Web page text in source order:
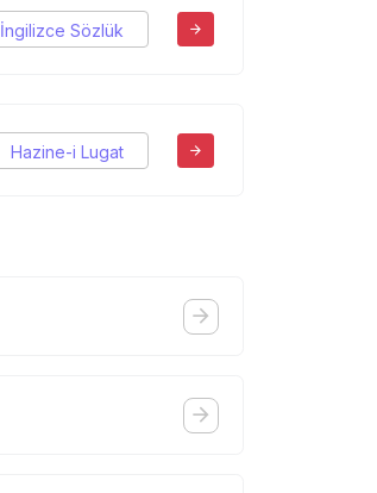
İngilizce Sözlük
Hazine-i Lugat